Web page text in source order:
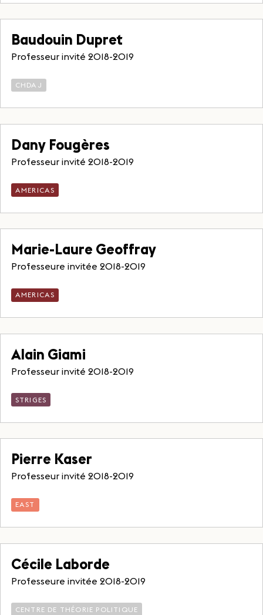
Baudouin Dupret
Professeur invité 2018-2019
CHDAJ
Dany Fougères
Professeur invité 2018-2019
AMERICAS
Marie-Laure Geoffray
Professeure invitée 2018-2019
AMERICAS
Alain Giami
Professeur invité 2018-2019
STRIGES
Pierre Kaser
Professeur invité 2018-2019
EAST
Cécile Laborde
Professeure invitée 2018-2019
CENTRE DE THÉORIE POLITIQUE